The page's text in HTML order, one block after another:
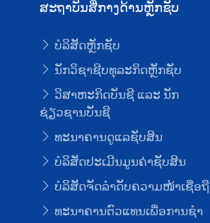
ສະຖາບັນສື່ກາງດ້ານຫຼັກຊັບ
ບໍລິສັດຫຼັກຊັບ
ນັກວິຊາຊີບທຸລະກິດຫຼັກຊັບ
ວິສາຫະກິດບັນຊີ ແລະ ນັກ
ຊ່ຽວຊານບັນຊີ
ທະນາຄານດູແລຊັບສິນ
ບໍລິສັດປະເມີນມູນຄ່າຊັບສິນ
ບໍລິສັດຈັດລໍາດັບຄວາມໜ້າເຊື່ອຖື
ທະນາຄານຕົວແທນເພື່ອການຊໍາ